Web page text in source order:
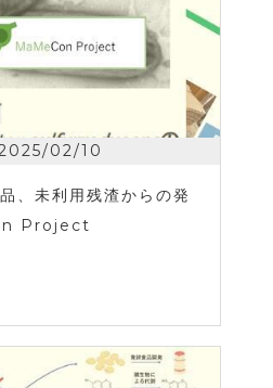
02/10
、未利用残渣からの発
Project